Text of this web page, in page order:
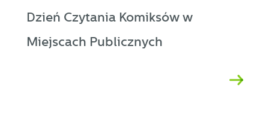
Dzień Czytania Komiksów w
Miejscach Publicznych